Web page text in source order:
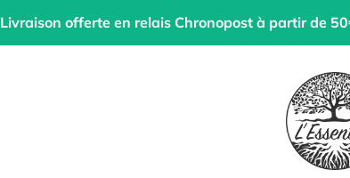
Livraison offerte en relais Chronopost à partir de